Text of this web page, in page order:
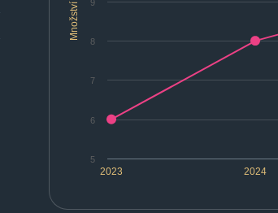
Množství
2023 2024
5
6
7
8
9